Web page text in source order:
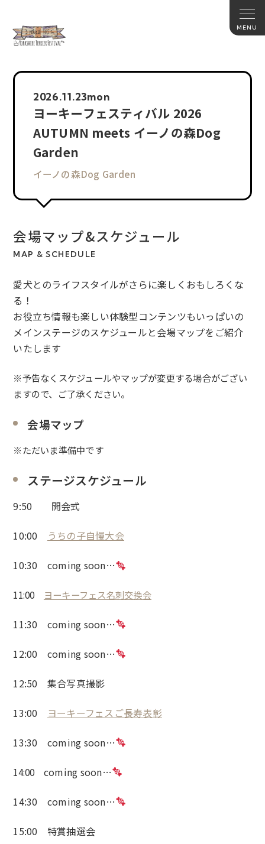
2026.11.23mon
ヨーキーフェスティバル 2026
AUTUMN meets イーノの森Dog
Garden
イーノの森Dog Garden
会場マップ&スケジュール
MAP & SCHEDULE
愛犬とのライフスタイルがさらに楽しくおもしろくな
る！
お役立ち情報も楽しい体験型コンテンツもいっぱいの
メインステージのスケジュールと会場マップをご紹介
いたします
※予告なくスケジュールやマップが変更する場合がござい
ますので、ご了承ください。
会場マップ
※ただいま準備中です
ステージスケジュール
9:50 開会式
10:00 うちの子自慢大会
10:30 coming soon…
11:00 ヨーキーフェス名刺交換会
11:30 coming soon…
12:00 coming soon…
12:50 集合写真撮影
13:00 ヨーキーフェスご長寿表彰
13:30 coming soon…
14:00 coming soon…
14:30 coming soon…
15:00 特賞抽選会